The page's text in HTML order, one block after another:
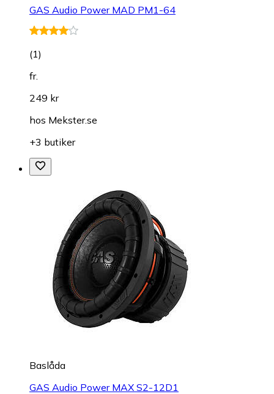
GAS Audio Power MAD PM1-64
(1)
fr.
249 kr
hos Mekster.se
+3 butiker
Baslåda
GAS Audio Power MAX S2-12D1